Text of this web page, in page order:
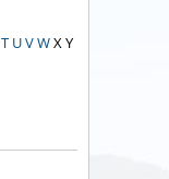
T UVWXY